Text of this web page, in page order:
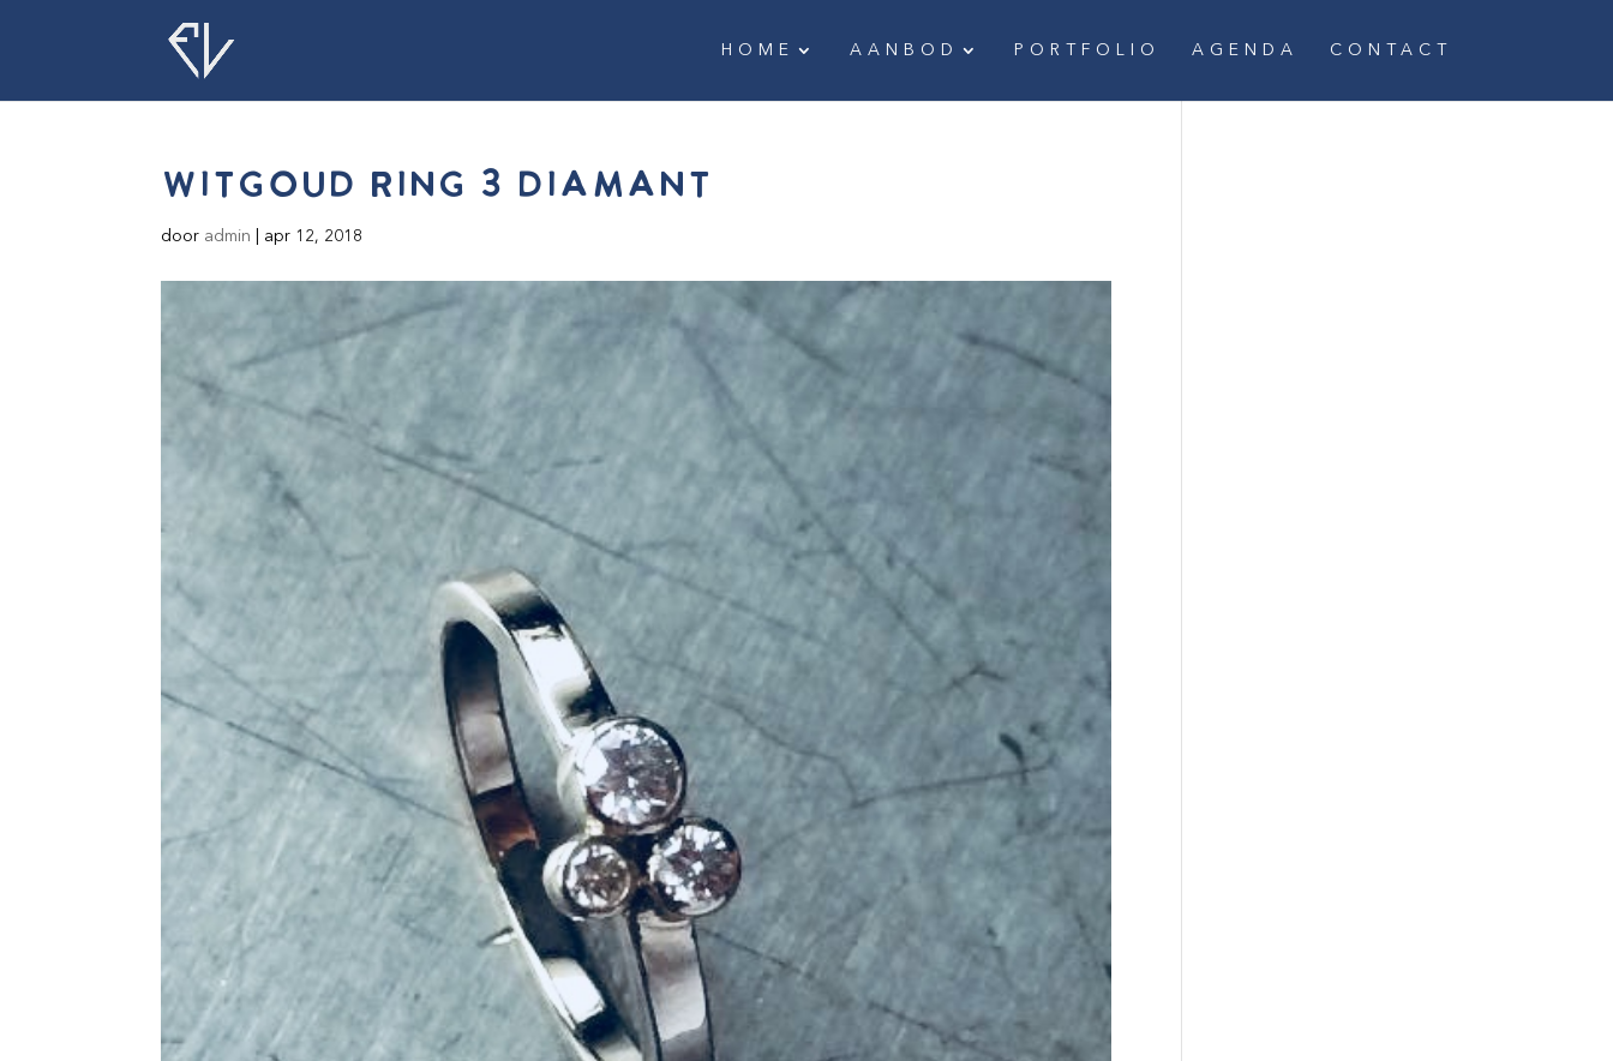
HOME AANBOD PORTFOLIO AGENDA CONTACT
witgoud ring 3 diamant
door admin apr 12, 2018